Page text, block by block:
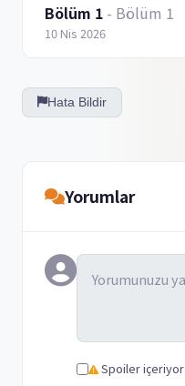
Bölüm 1 - Bölüm 1
10 Nis 2026
Hata Bildir
Yorumlar
Spoiler içeriyor